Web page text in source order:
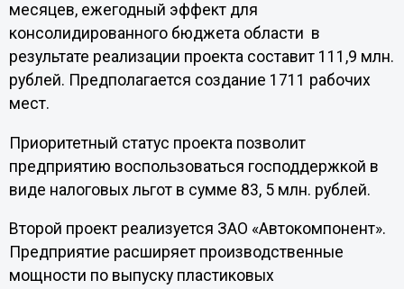
месяцев, ежегодный эффект для
консолидированного бюджета области в
результате реализации проекта составит 111,9 млн.
рублей. Предполагается создание 1711 рабочих
мест.
Приоритетный статус проекта позволит
предприятию воспользоваться господдержкой в
виде налоговых льгот в сумме 83, 5 млн. рублей.
Второй проект реализуется ЗАО «Автокомпонент».
Предприятие расширяет производственные
мощности по выпуску пластиковых